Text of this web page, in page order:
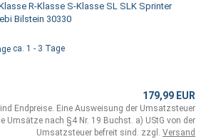
R-Klasse S-Klasse SL SLK Sprinter
Bilstein 30330
ca. 1 - 3 Tage
179,99 EUR
Endpreise. Eine Ausweisung der Umsatzsteuer
Umsätze nach §4 Nr. 19 Buchst. a) UStG von der
Umsatzsteuer befreit sind. zzgl. Versand